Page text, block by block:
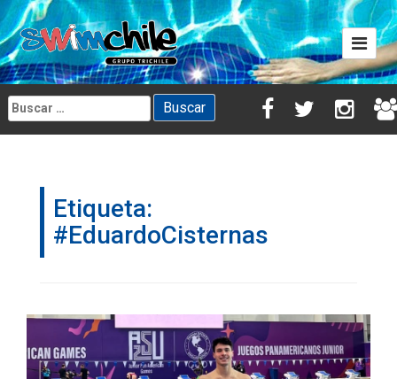
Skip
to
content
Buscar:
Etiqueta:
#EduardoCisternas